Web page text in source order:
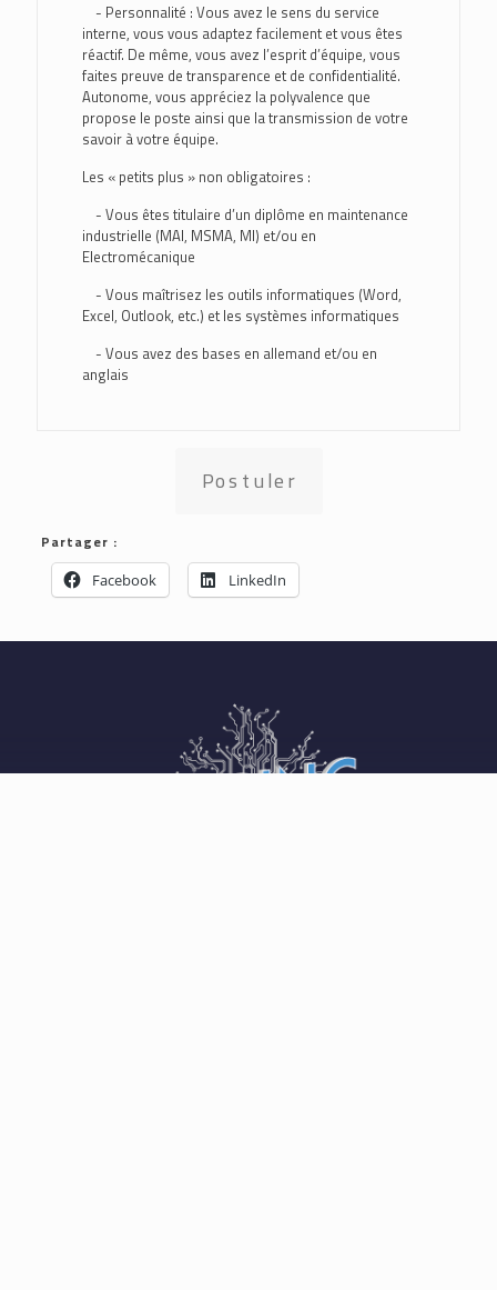
- Personnalité : Vous avez le sens du service
interne, vous vous adaptez facilement et vous êtes
réactif. De même, vous avez l’esprit d’équipe, vous
faites preuve de transparence et de confidentialité.
Autonome, vous appréciez la polyvalence que
propose le poste ainsi que la transmission de votre
savoir à votre équipe.
Les « petits plus » non obligatoires :
- Vous êtes titulaire d’un diplôme en maintenance
industrielle (MAI, MSMA, MI) et/ou en
Electromécanique
- Vous maîtrisez les outils informatiques (Word,
Excel, Outlook, etc.) et les systèmes informatiques
- Vous avez des bases en allemand et/ou en
anglais
Postuler
Partager :
Facebook LinkedIn